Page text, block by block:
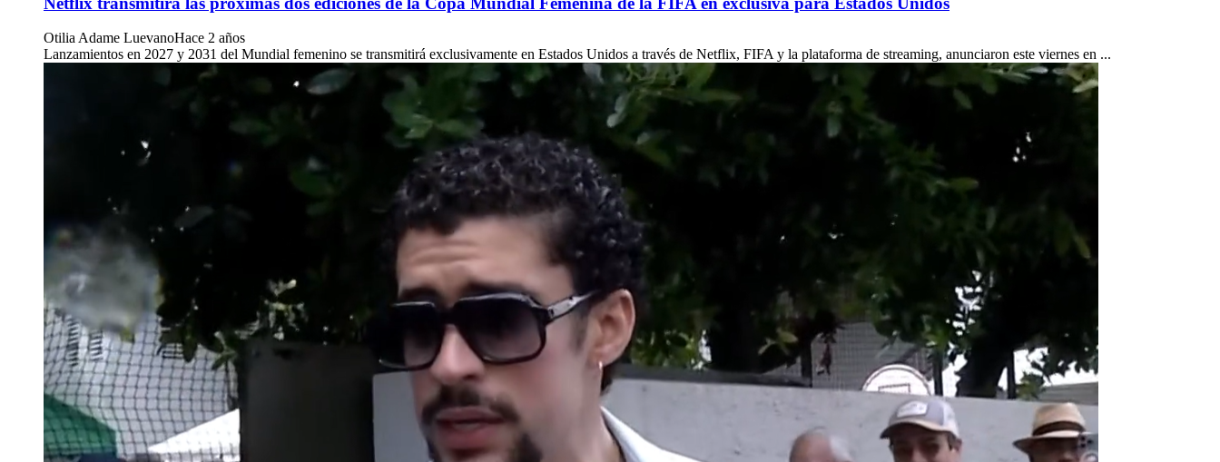
Otilia Adame LuevanoHace 2 años
Lanzamientos en 2027 y 2031 del Mundial femenino se transmitirá exclusivamente en Estados Unidos a través de Netflix, FIFA y la plataforma de streaming, anunciaron este viernes en ...